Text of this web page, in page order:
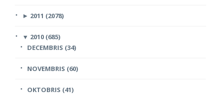
► 2011 (2078)
▼ 2010 (685)
DECEMBRIS (34)
NOVEMBRIS (60)
OKTOBRIS (41)